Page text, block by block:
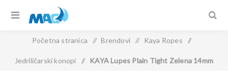
Početna stranica / Brendovi / Kaya Ropes /
Jedriličarski konopi / KAYA Lupes Plain Tight Zelena 14mm